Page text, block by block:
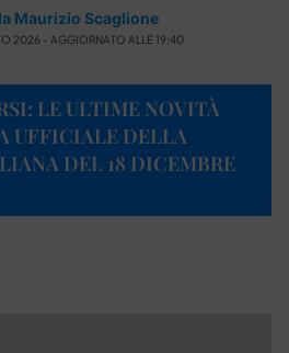
Maurizio Scaglione
2026 - AGGIORNATO ALLE 19:40
LE ULTIME NOVITÀ
UFFICIALE DELLA
DEL 18 DICEMBRE